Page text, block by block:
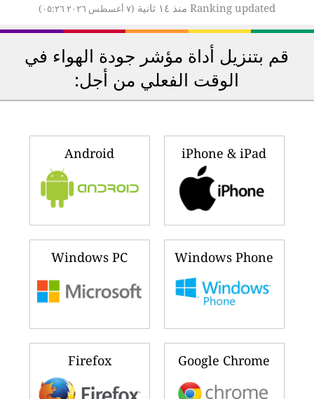
Ranking updated منذ ١٤ ثانية
قم بتنزيل أداة مؤشر جودة الهواء في
الوقت الفعلي من أجل:
iPhone & iPad
Android
Windows Phone
Windows PC
Google Chrome
Firefox